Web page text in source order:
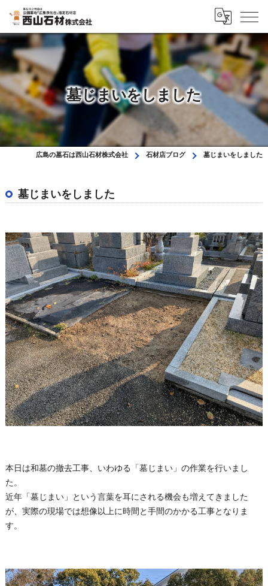
墓じまいをしました
広島の墓石は西山石材株式会社 石材店ブログ 墓じまいをしました
墓じまいをしました
本日は和墓の撤去工事、いわゆる「墓じまい」の作業を行いまし
た。
近年「墓じまい」という言葉を耳にされる機会も増えてきました
が、実際の現場では想像以上に時間と手間のかかる工事となりま
す。